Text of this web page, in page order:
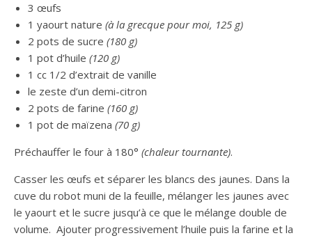
3 œufs
1 yaourt nature (à la grecque pour moi, 125 g)
2 pots de sucre (180 g)
1 pot d’huile (120 g)
1 cc 1/2 d’extrait de vanille
le zeste d’un demi-citron
2 pots de farine (160 g)
1 pot de maïzena (70 g)
Préchauffer le four à 180° (chaleur tournante).
Casser les œufs et séparer les blancs des jaunes. Dans la
cuve du robot muni de la feuille, mélanger les jaunes avec
le yaourt et le sucre jusqu’à ce que le mélange double de
volume. Ajouter progressivement l’huile puis la farine et la